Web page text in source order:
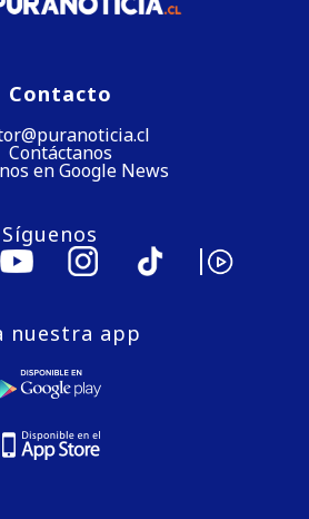
Contacto
Contáctanos
en Google News
Síguenos
nuestra app